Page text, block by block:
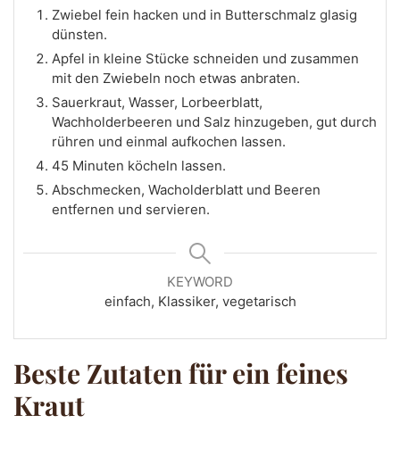
Zwiebel fein hacken und in Butterschmalz glasig
dünsten.
Apfel in kleine Stücke schneiden und zusammen
mit den Zwiebeln noch etwas anbraten.
Sauerkraut, Wasser, Lorbeerblatt,
Wachholderbeeren und Salz hinzugeben, gut durch
rühren und einmal aufkochen lassen.
45 Minuten köcheln lassen.
Abschmecken, Wacholderblatt und Beeren
entfernen und servieren.
KEYWORD
einfach, Klassiker, vegetarisch
Beste Zutaten für ein feines
Kraut